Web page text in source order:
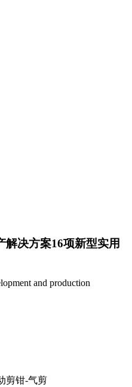
解决方案16项新型实用
and production
剪钳-气剪